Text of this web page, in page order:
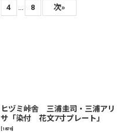
4 ... 8 次»
ヒヅミ峠舎 三浦圭司・三浦アリ
サ「染付 花文7寸プレート」
[1876]